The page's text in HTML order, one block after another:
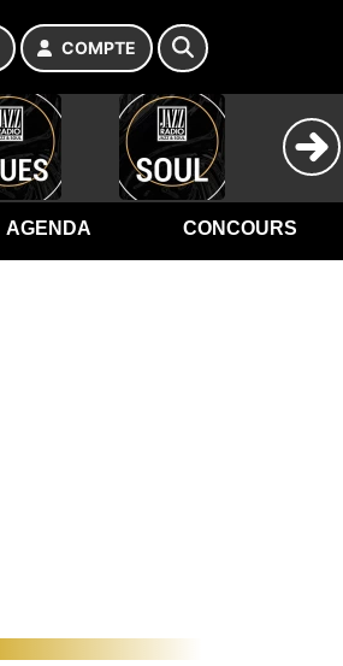
COMPTE
AGENDA CONCOURS